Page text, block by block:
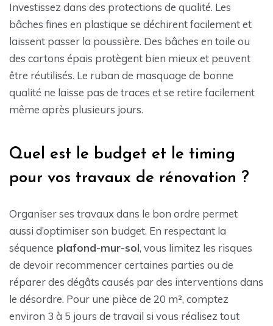
Investissez dans des protections de qualité. Les
bâches fines en plastique se déchirent facilement et
laissent passer la poussière. Des bâches en toile ou
des cartons épais protègent bien mieux et peuvent
être réutilisés. Le ruban de masquage de bonne
qualité ne laisse pas de traces et se retire facilement
même après plusieurs jours.
Quel est le budget et le timing
pour vos travaux de rénovation ?
Organiser ses travaux dans le bon ordre permet
aussi d’optimiser son budget. En respectant la
séquence plafond-mur-sol, vous limitez les risques
de devoir recommencer certaines parties ou de
réparer des dégâts causés par des interventions dans
le désordre. Pour une pièce de 20 m², comptez
environ 3 à 5 jours de travail si vous réalisez tout